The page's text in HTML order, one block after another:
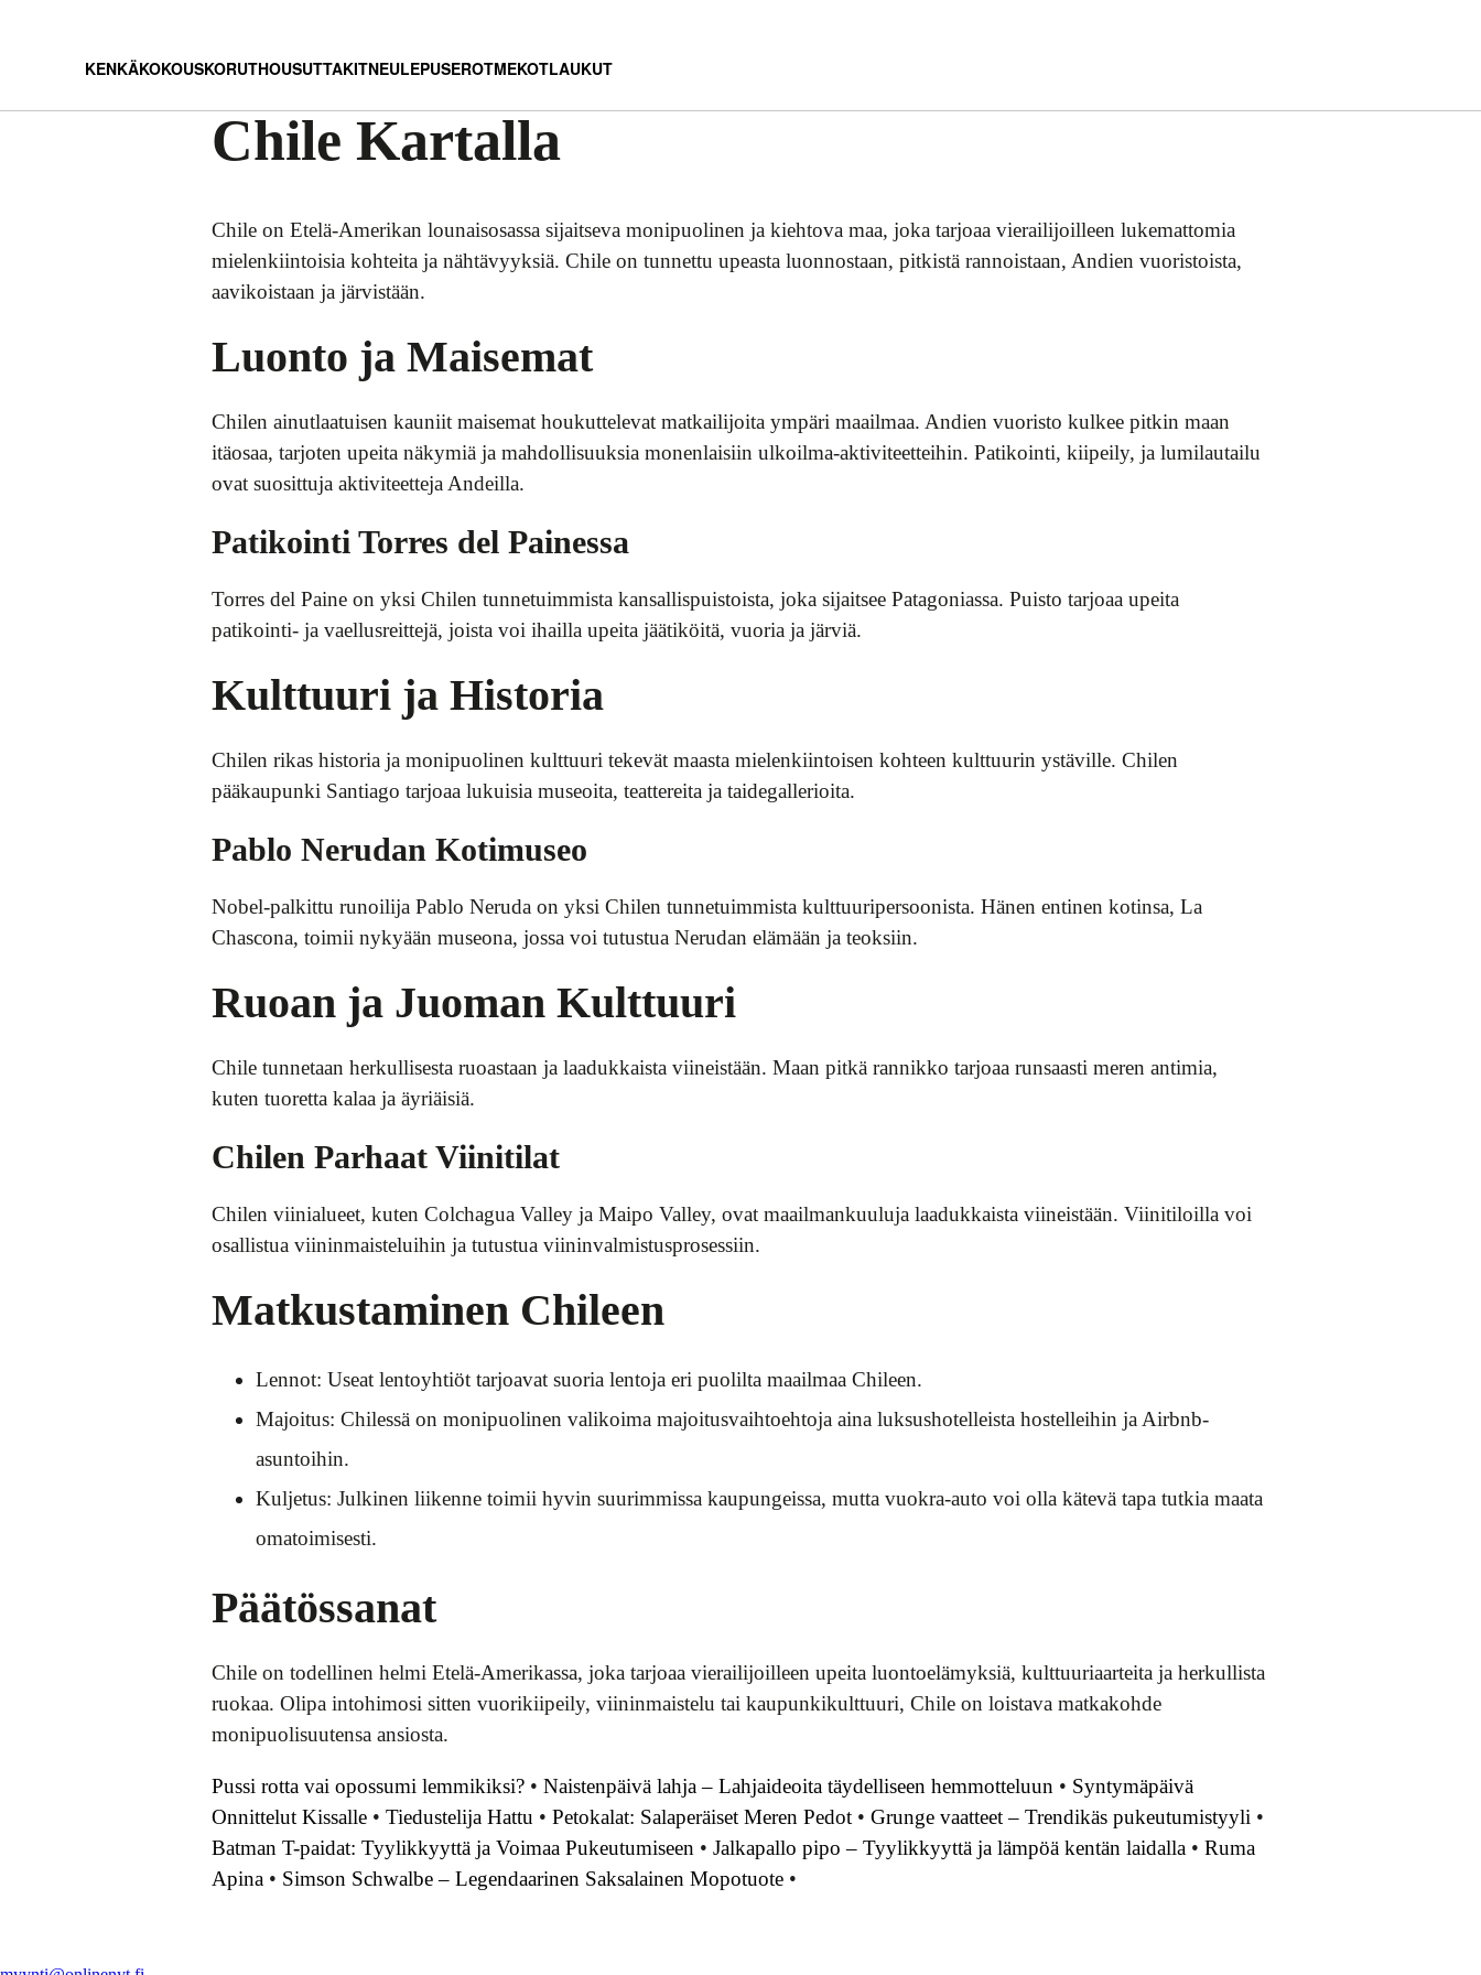
KENKÄKOKOUSKORUTHOUSUTTAKITNEULEPUSEROTMEKOTLAUKUT
Chile Kartalla
Chile on Etelä-Amerikan lounaisosassa sijaitseva monipuolinen ja kiehtova maa, joka tarjoaa vierailijoilleen lukemattomia
mielenkiintoisia kohteita ja nähtävyyksiä. Chile on tunnettu upeasta luonnostaan, pitkistä rannoistaan, Andien vuoristoista,
aavikoistaan ja järvistään.
Luonto ja Maisemat
Chilen ainutlaatuisen kauniit maisemat houkuttelevat matkailijoita ympäri maailmaa. Andien vuoristo kulkee pitkin maan
itäosaa, tarjoten upeita näkymiä ja mahdollisuuksia monenlaisiin ulkoilma-aktiviteetteihin. Patikointi, kiipeily, ja lumilautailu
ovat suosittuja aktiviteetteja Andeilla.
Patikointi Torres del Painessa
Torres del Paine on yksi Chilen tunnetuimmista kansallispuistoista, joka sijaitsee Patagoniassa. Puisto tarjoaa upeita
patikointi- ja vaellusreittejä, joista voi ihailla upeita jäätiköitä, vuoria ja järviä.
Kulttuuri ja Historia
Chilen rikas historia ja monipuolinen kulttuuri tekevät maasta mielenkiintoisen kohteen kulttuurin ystäville. Chilen
pääkaupunki Santiago tarjoaa lukuisia museoita, teattereita ja taidegallerioita.
Pablo Nerudan Kotimuseo
Nobel-palkittu runoilija Pablo Neruda on yksi Chilen tunnetuimmista kulttuuripersoonista. Hänen entinen kotinsa, La
Chascona, toimii nykyään museona, jossa voi tutustua Nerudan elämään ja teoksiin.
Ruoan ja Juoman Kulttuuri
Chile tunnetaan herkullisesta ruoastaan ja laadukkaista viineistään. Maan pitkä rannikko tarjoaa runsaasti meren antimia,
kuten tuoretta kalaa ja äyriäisiä.
Chilen Parhaat Viinitilat
Chilen viinialueet, kuten Colchagua Valley ja Maipo Valley, ovat maailmankuuluja laadukkaista viineistään. Viinitiloilla voi
osallistua viininmaisteluihin ja tutustua viininvalmistusprosessiin.
Matkustaminen Chileen
Lennot: Useat lentoyhtiöt tarjoavat suoria lentoja eri puolilta maailmaa Chileen.
Majoitus: Chilessä on monipuolinen valikoima majoitusvaihtoehtoja aina luksushotelleista hostelleihin ja Airbnb-
asuntoihin.
Kuljetus: Julkinen liikenne toimii hyvin suurimmissa kaupungeissa, mutta vuokra-auto voi olla kätevä tapa tutkia maata
omatoimisesti.
Päätössanat
Chile on todellinen helmi Etelä-Amerikassa, joka tarjoaa vierailijoilleen upeita luontoelämyksiä, kulttuuriaarteita ja herkullista
ruokaa. Olipa intohimosi sitten vuorikiipeily, viininmaistelu tai kaupunkikulttuuri, Chile on loistava matkakohde
monipuolisuutensa ansiosta.
Pussi rotta vai opossumi lemmikiksi? • Naistenpäivä lahja – Lahjaideoita täydelliseen hemmotteluun • Syntymäpäivä
Onnittelut Kissalle • Tiedustelija Hattu • Petokalat: Salaperäiset Meren Pedot • Grunge vaatteet – Trendikäs pukeutumistyyli •
Batman T-paidat: Tyylikkyyttä ja Voimaa Pukeutumiseen • Jalkapallo pipo – Tyylikkyyttä ja lämpöä kentän laidalla • Ruma
Apina • Simson Schwalbe – Legendaarinen Saksalainen Mopotuote •